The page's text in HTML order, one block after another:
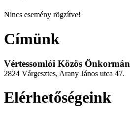
Nincs esemény rögzítve!
Címünk
Vértessomlói Közös
2824 Várgesztes, Arany János utca 47.
Elérhetőségeink